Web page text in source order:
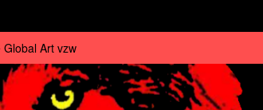
Global Art vzw